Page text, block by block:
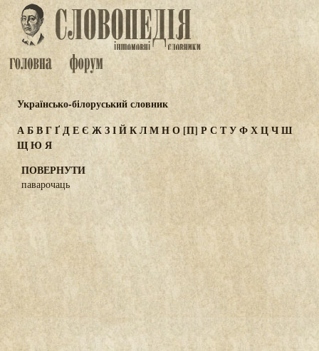
Українсько-білоруський словник
АБВГҐДЕЄ ЖЗІЙКЛМНО[П] Р С ТУФХЦЧШ
ЩЮ Я
ПОВЕРНУТИ
паварочаць